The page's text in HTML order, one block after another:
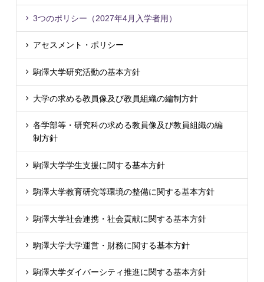
3つのポリシー（2027年4月入学者用）
アセスメント・ポリシー
駒澤大学研究活動の基本方針
大学の求める教員像及び教員組織の編制方針
各学部等・研究科の求める教員像及び教員組織の編
制方針
駒澤大学学生支援に関する基本方針
駒澤大学教育研究等環境の整備に関する基本方針
駒澤大学社会連携・社会貢献に関する基本方針
駒澤大学大学運営・財務に関する基本方針
駒澤大学ダイバーシティ推進に関する基本方針